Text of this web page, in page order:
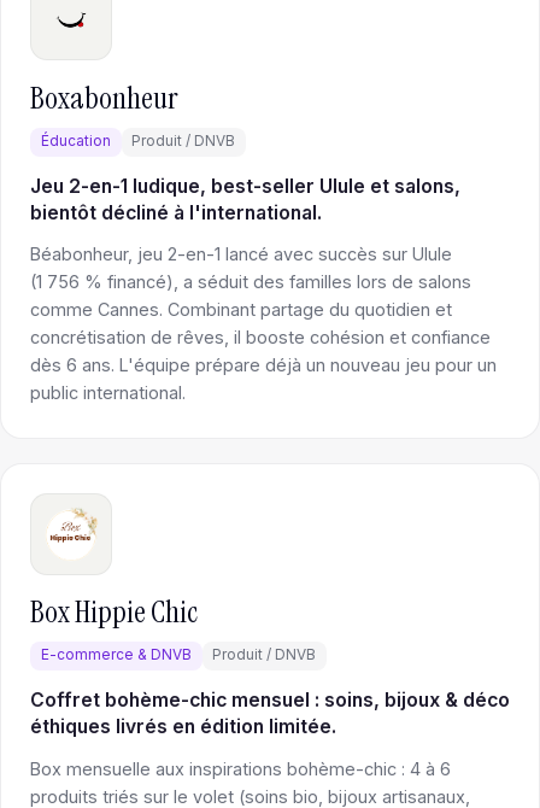
Boxabonheur
Éducation Produit / DNVB
Jeu 2-en-1 ludique, best-seller Ulule et salons,
bientôt décliné à l'international.
Béabonheur, jeu 2-en-1 lancé avec succès sur Ulule
(1 756 % financé), a séduit des familles lors de salons
comme Cannes. Combinant partage du quotidien et
concrétisation de rêves, il booste cohésion et confiance
dès 6 ans. L'équipe prépare déjà un nouveau jeu pour un
public international.
Box Hippie Chic
E-commerce & DNVB Produit / DNVB
Coffret bohème-chic mensuel : soins, bijoux & déco
éthiques livrés en édition limitée.
Box mensuelle aux inspirations bohème-chic : 4 à 6
produits triés sur le volet (soins bio, bijoux artisanaux,